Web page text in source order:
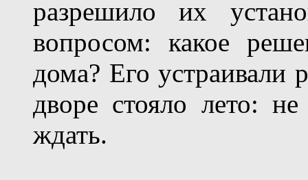
разрешило их
вопросом: какое
дома? Его устраивали
дворе стояло лето:
ждать.